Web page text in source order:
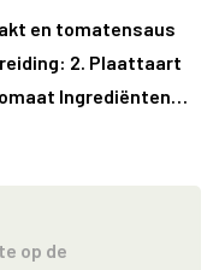
en tomatensaus
2. Plaattaart
Ingrediënten…
op de